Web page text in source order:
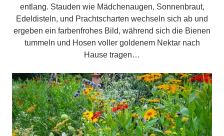
entlang. Stauden wie Mädchenaugen, Sonnenbraut,
Edeldisteln, und Prachtscharten wechseln sich ab und
ergeben ein farbenfrohes Bild, während sich die Bienen
tummeln und Hosen voller goldenem Nektar nach
Hause tragen…